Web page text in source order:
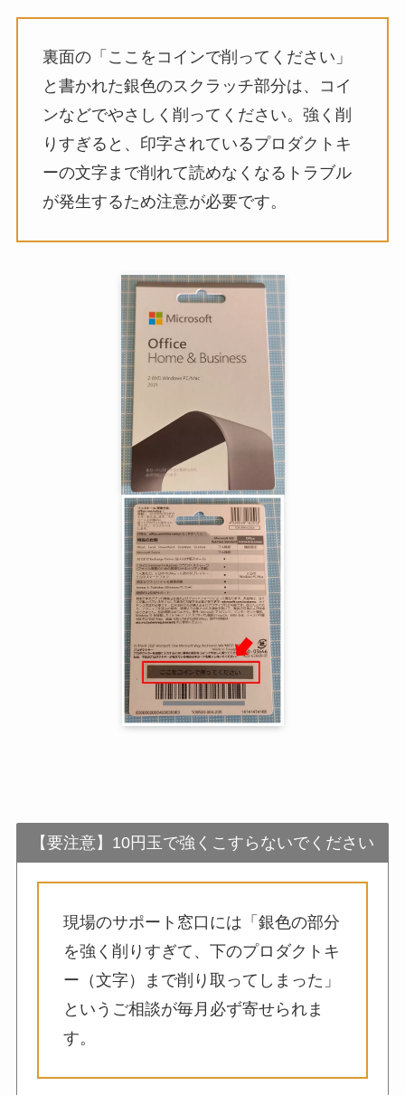
裏面の「ここをコインで削ってください」
と書かれた銀色のスクラッチ部分は、コイ
ンなどでやさしく削ってください。強く削
りすぎると、印字されているプロダクトキ
ーの文字まで削れて読めなくなるトラブル
が発生するため注意が必要です。
【要注意】10円玉で強くこすらないでください
現場のサポート窓口には「銀色の部分
を強く削りすぎて、下のプロダクトキ
ー（文字）まで削り取ってしまった」
というご相談が毎月必ず寄せられま
す。